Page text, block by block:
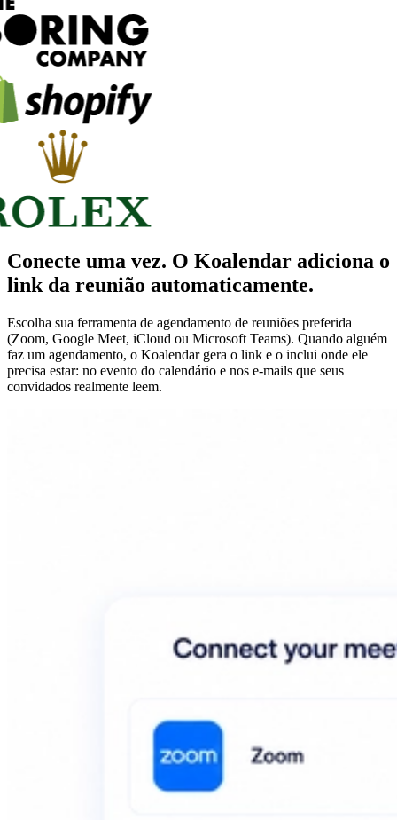
Conecte uma vez. O Koalendar adiciona o
link da reunião automaticamente.
Escolha sua ferramenta de agendamento de reuniões preferida
(Zoom, Google Meet, iCloud ou Microsoft Teams). Quando alguém
faz um agendamento, o Koalendar gera o link e o inclui onde ele
precisa estar: no evento do calendário e nos e-mails que seus
convidados realmente leem.